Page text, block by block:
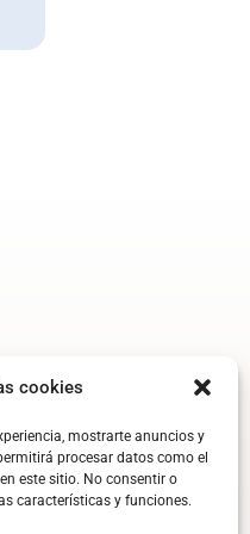
cookies
mostrarte anuncios y
procesar datos como el
este sitio. No consentir o
características y funciones.